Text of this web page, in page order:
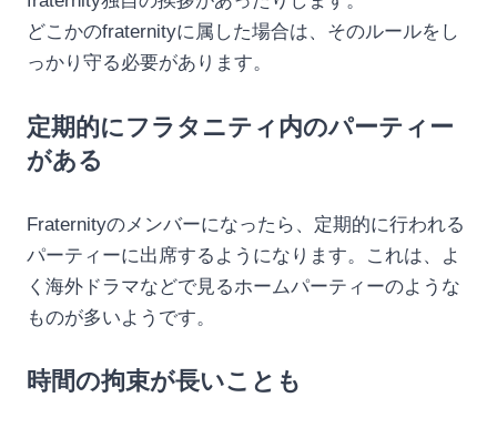
どこかのfraternityに属した場合は、そのルールをし
っかり守る必要があります。
定期的にフラタニティ内のパーティー
がある
Fraternityのメンバーになったら、定期的に行われる
パーティーに出席するようになります。これは、よ
く海外ドラマなどで見るホームパーティーのような
ものが多いようです。
時間の拘束が長いことも